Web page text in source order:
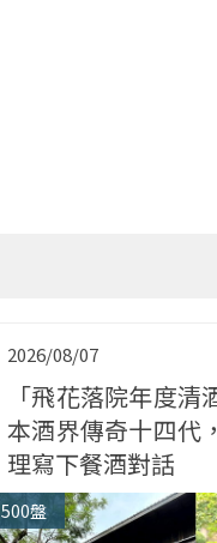
2026/08/07
「飛花落院年度清
本酒界傳奇十四代
理寫下餐酒對話
500盤